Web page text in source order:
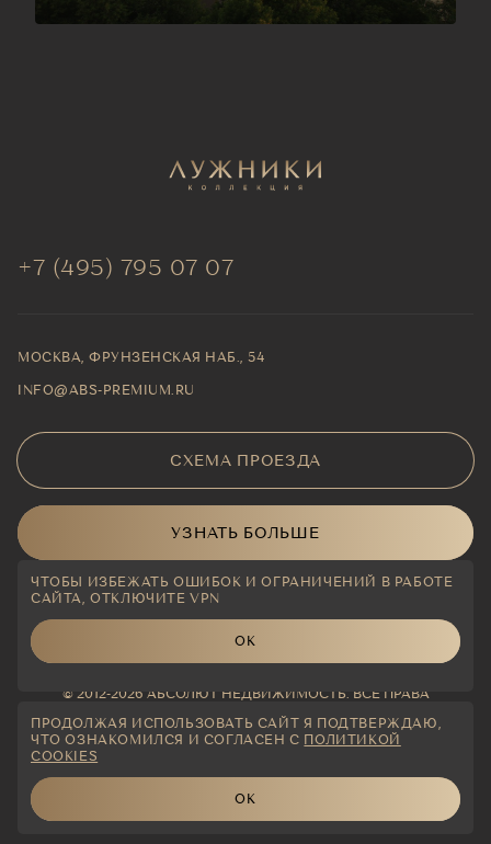
+7 (495) 795 07 07
МОСКВА, ФРУНЗЕНСКАЯ НАБ., 54
INFO@ABS-PREMIUM.RU
СХЕМА ПРОЕЗДА
УЗНАТЬ БОЛЬШЕ
© 2012-2026 АБСОЛЮТ НЕДВИЖИМОСТЬ. ВСЕ ПРАВА
ЛЮБАЯ ИНФОРМАЦИЯ, ПРЕДСТАВЛЕННАЯ НА ДАННОМ САЙТЕ,
НОСИТ ИСКЛЮЧИТЕЛЬНО ИНФОРМАЦИОННЫЙ ХАРАКТЕР И
ОПРЕДЕЛЯЕМОЙ ПОЛОЖЕНИЯМИ СТАТЬИ 437 ГРАЖДАНСКОГО
КОДЕКСА РФ.
ДОКУМЕНТЫ
ЧТОБЫ ИЗБЕЖАТЬ ОШИБОК И ОГРАНИЧЕНИЙ В РАБОТЕ
САЙТА, ОТКЛЮЧИТЕ VPN
ОК
ПРОДОЛЖАЯ ИСПОЛЬЗОВАТЬ САЙТ Я ПОДТВЕРЖДАЮ,
ЧТО ОЗНАКОМИЛСЯ И СОГЛАСЕН С ПОЛИТИКОЙ
COOKIES
ОК